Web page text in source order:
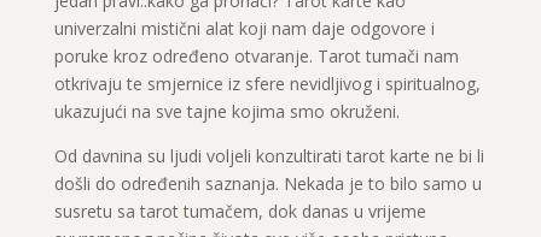
univerzalni mistični alat koji nam daje odgovore i
poruke kroz određeno otvaranje. Tarot tumači nam
otkrivaju te smjernice iz sfere nevidljivog i spiritualnog,
ukazujući na sve tajne kojima smo okruženi.
Od davnina su ljudi voljeli konzultirati tarot karte ne bi li
došli do određenih saznanja. Nekada je to bilo samo u
susretu sa tarot tumačem, dok danas u vrijeme